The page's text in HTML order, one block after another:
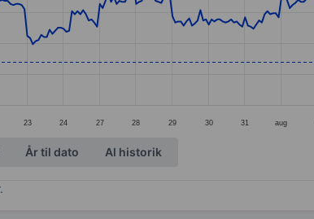
23 24 27 28 29 30 31 aug
År til dato Al historik